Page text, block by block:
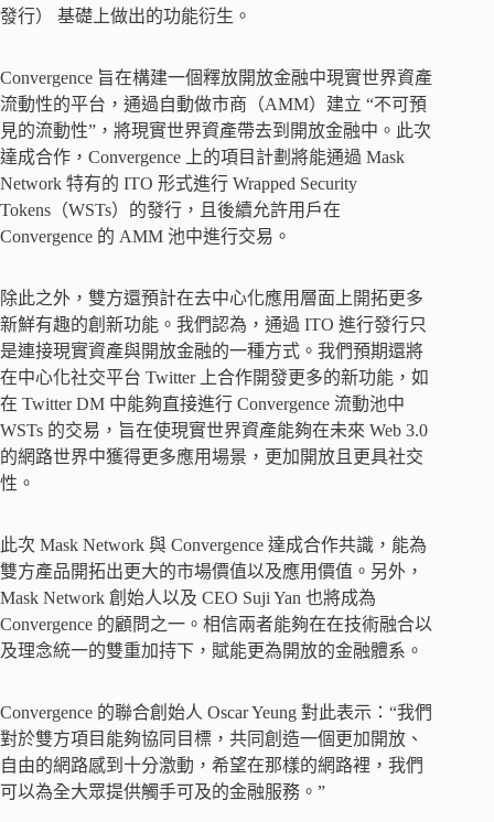
發行） 基礎上做出的功能衍生。
Convergence 旨在構建一個釋放開放金融中現實世界資產
流動性的平台，通過自動做市商（AMM）建立 “不可預
見的流動性”，將現實世界資產帶去到開放金融中。此次
達成合作，Convergence 上的項目計劃將能通過 Mask
Network 特有的 ITO 形式進行 Wrapped Security
Tokens（WSTs）的發行，且後續允許用戶在
Convergence 的 AMM 池中進行交易。
除此之外，雙方還預計在去中心化應用層面上開拓更多
新鮮有趣的創新功能。我們認為，通過 ITO 進行發行只
是連接現實資產與開放金融的一種方式。我們預期還將
在中心化社交平台 Twitter 上合作開發更多的新功能，如
在 Twitter DM 中能夠直接進行 Convergence 流動池中
WSTs 的交易，旨在使現實世界資產能夠在未來 Web 3.0
的網路世界中獲得更多應用場景，更加開放且更具社交
性。
此次 Mask Network 與 Convergence 達成合作共識，能為
雙方產品開拓出更大的市場價值以及應用價值。另外，
Mask Network 創始人以及 CEO Suji Yan 也將成為
Convergence 的顧問之一。相信兩者能夠在在技術融合以
及理念統一的雙重加持下，賦能更為開放的金融體系。
Convergence 的聯合創始人 Oscar Yeung 對此表示：“我們
對於雙方項目能夠協同目標，共同創造一個更加開放、
自由的網路感到十分激動，希望在那樣的網路裡，我們
可以為全大眾提供觸手可及的金融服務。”